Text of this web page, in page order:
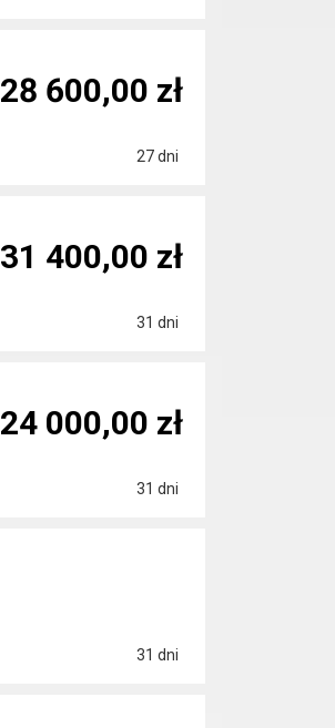
27 dni
28 600,00 zł
31 dni
31 400,00 zł
31 dni
24 000,00 zł
31 dni